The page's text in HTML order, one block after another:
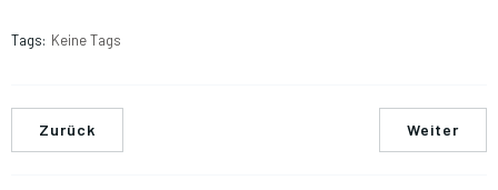
Tags: Keine Tags
Zurück Weiter